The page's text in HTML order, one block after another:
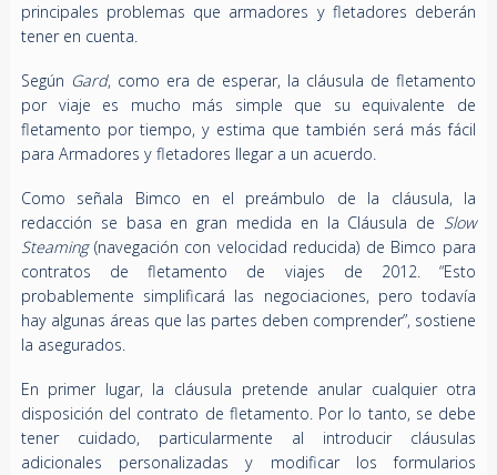
principales problemas que armadores y fletadores deberán
tener en cuenta.
Según Gard, como era de esperar, la cláusula de fletamento
por viaje es mucho más simple que su equivalente de
fletamento por tiempo, y estima que también será más fácil
para Armadores y fletadores llegar a un acuerdo.
Como señala Bimco en el preámbulo de la cláusula, la
redacción se basa en gran medida en la Cláusula de Slow
Steaming(navegación con velocidad reducida) de Bimco para
contratos de fletamento de viajes de 2012. “Esto
probablemente simplificará las negociaciones, pero todavía
hay algunas áreas que las partes deben comprender”, sostiene
la asegurados.
En primer lugar, la cláusula pretende anular cualquier otra
disposición del contrato de fletamento. Por lo tanto, se debe
tener cuidado, particularmente al introducir cláusulas
adicionales personalizadas y modificar los formularios